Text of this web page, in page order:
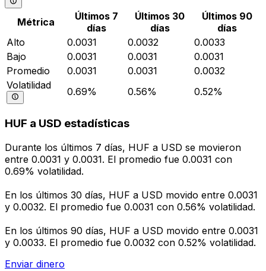
Métrica
Últimos 7
días
Últimos 30
días
Últimos 90
días
Alto
0.0031 0.0032
0.0033
Bajo
0.0031 0.0031
0.0031
Promedio
0.0031 0.0031
0.0032
Volatilidad
0.69% 0.56% 0.52%
HUF a USD estadísticas
Durante los últimos 7 días, HUF a USD se movieron
entre 0.0031 y 0.0031. El promedio fue 0.0031 con
0.69% volatilidad.
En los últimos 30 días, HUF a USD movido entre 0.0031
y 0.0032. El promedio fue 0.0031 con 0.56% volatilidad.
En los últimos 90 días, HUF a USD movido entre 0.0031
y 0.0033. El promedio fue 0.0032 con 0.52% volatilidad.
Enviar dinero